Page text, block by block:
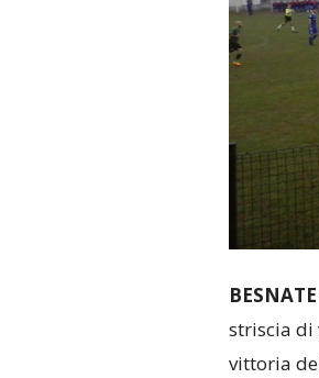
BESNATE
striscia di
vittoria